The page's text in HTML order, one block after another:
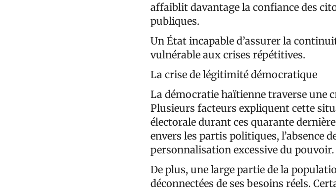
affaiblit davantage la confiance des
publiques.
Un État incapable d’assurer la
vulnérable aux crises répétitives.
La crise de légitimité démocratique
La démocratie haïtienne traverse une
Plusieurs facteurs expliquent cette
électorale durant ces quarante
envers les partis politiques, l’absence
personnalisation excessive du pouvoir.
De plus, une large partie de la
déconnectées de ses besoins réels.